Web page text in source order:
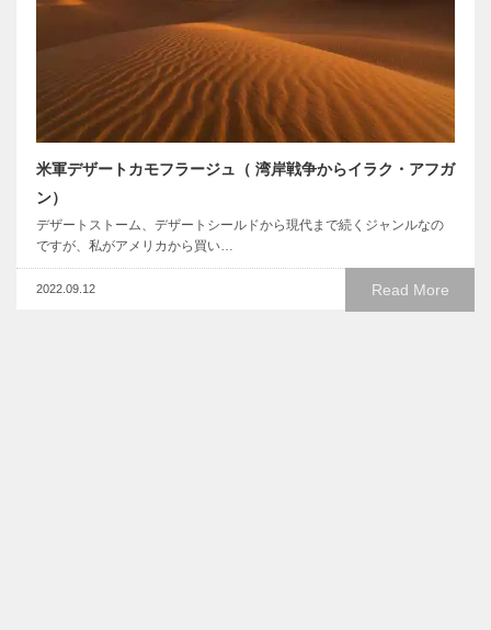
米軍デザートカモフラージュ（ 湾岸戦争からイラク・アフガ
ン）
デザートストーム、デザートシールドから現代まで続くジャンルなの
ですが、私がアメリカから買い…
Read More
2022.09.12